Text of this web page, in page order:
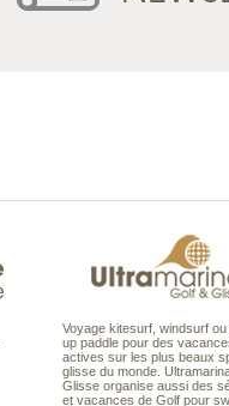
Voyage kitesurf, windsurf
up paddle pour des
actives sur les plus beaux
glisse du monde.
Glisse organise aussi des
et vacances de Golf pour